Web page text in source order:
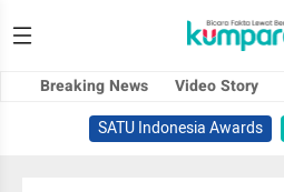
Breaking News Video Story
SATU Indonesia Awards